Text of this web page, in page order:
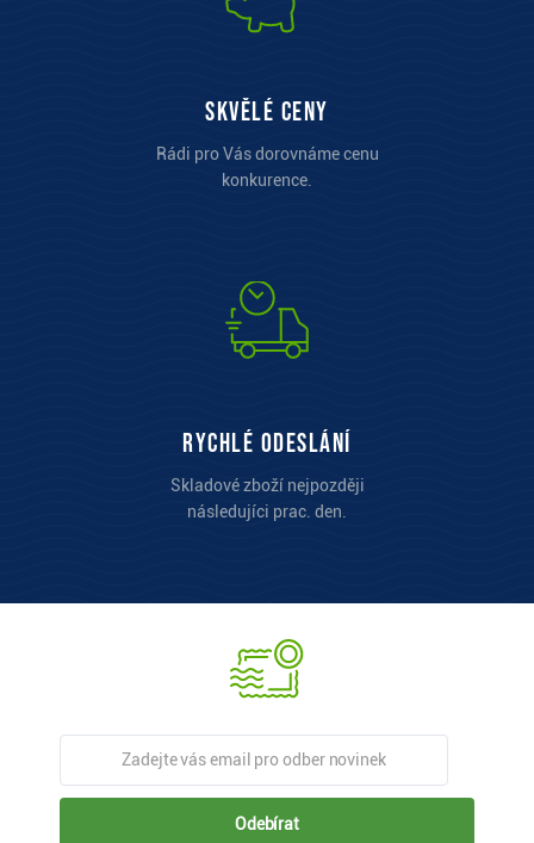
Skvělé ceny
Rádi pro Vás dorovnáme cenu
konkurence.
Rychlé odeslání
Skladové zboží nejpozději
následujíci prac. den.
Odebírat